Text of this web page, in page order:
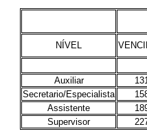
NÍVEL
Auxiliar
Secretario/Especialista
Assistente
Supervisor